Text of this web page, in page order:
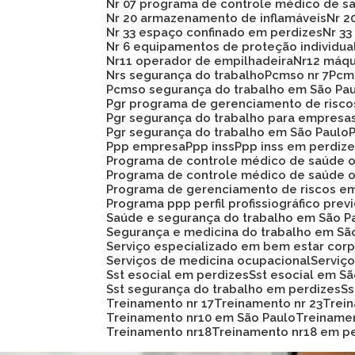
Nr 07 programa de controle médico de
Nr 20 armazenamento de inflamáveis
Nr
Nr 33 espaço confinado em perdizes
Nr
Nr 6 equipamentos de proteção
Nr11 operador de empilhadeira
Nr12
Nrs segurança do trabalho
Pcmso nr 7
Pcmso segurança do trabalho em São
Pgr programa de gerenciamento de
Pgr segurança do trabalho para
Pgr segurança do trabalho em São Paulo
Ppp empresa Ppp inss
Ppp inss em
Programa de controle médico de saúde
Programa de controle médico de saúde
Programa de gerenciamento de riscos
Programa ppp perfil profissiográfico
Saúde e segurança do trabalho em São
Segurança e medicina do trabalho em
Serviço especializado em bem estar
Serviços de medicina ocupacional
Sst esocial em perdizes Sst esocial em
Sst segurança do trabalho em perdizes
Treinamento nr 17
Treinamento nr 23
Treinamento nr10 em São Paulo
Treinamento nr18
Treinamento nr18 em